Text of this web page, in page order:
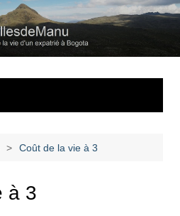
à Bogota
Coût de la vie à 3
à 3